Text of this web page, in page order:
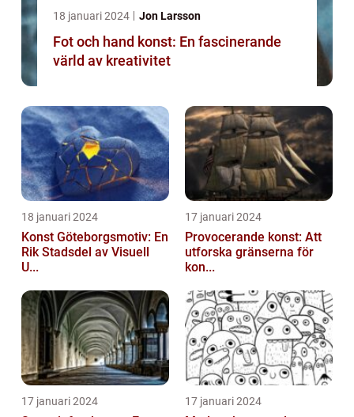
18 januari 2024 Jon Larsson
Fot och hand konst: En fascinerande
värld av kreativitet
18 januari 2024
Konst Göteborgsmotiv: En
Rik Stadsdel av Visuell
U...
17 januari 2024
Provocerande konst: Att
utforska gränserna för
kon...
17 januari 2024 17 januari 2024